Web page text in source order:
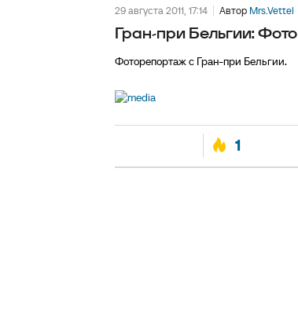
29 августа 2011, 17:14 Автор Mrs.Vettel
Гран-при Бельгии: Фото
Фоторепортаж с Гран-при Бельгии.
1